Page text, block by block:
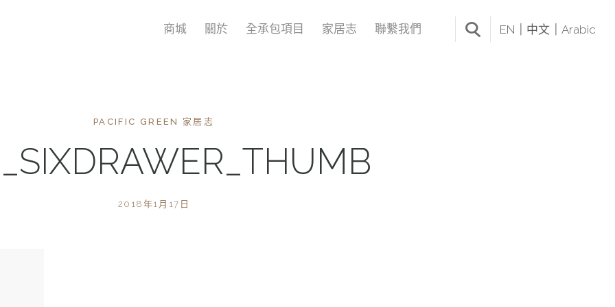
商城 關於 全承包項目 家居志 聯繫我們 EN 中文 Arabic
PACIFIC GREEN 家居志
2018年1月17日